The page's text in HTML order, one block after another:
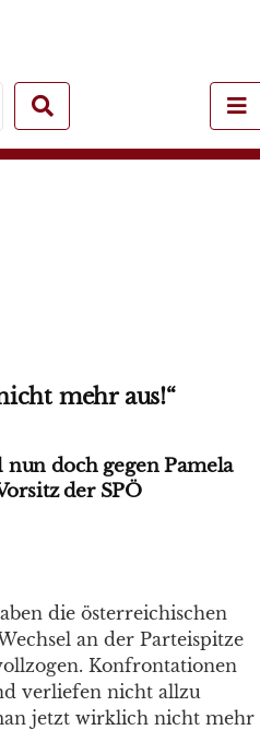
mehr aus!“
doch gegen Pamela
der SPÖ
die österreichischen
an der Parteispitze
Konfrontationen
verliefen nicht allzu
jetzt wirklich nicht mehr